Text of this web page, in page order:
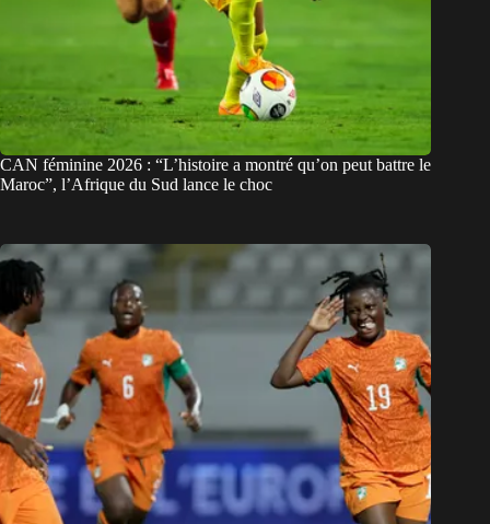
CAN féminine 2026 : “L’histoire a montré qu’on peut battre le
Maroc”, l’Afrique du Sud lance le choc